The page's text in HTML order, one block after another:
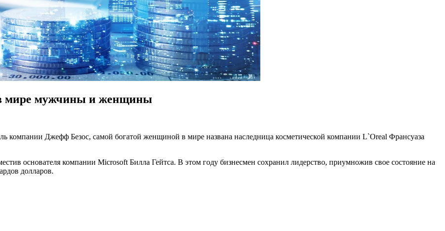
мире мужчины и женщины
компании Джефф Безос, самой богатой женщиной в мире названа наследница косметической компании L`Oreal Франсуаза
основателя компании Microsoft Билла Гейтса. В этом году бизнесмен сохранил лидерство, приумножив свое состояние на
долларов.